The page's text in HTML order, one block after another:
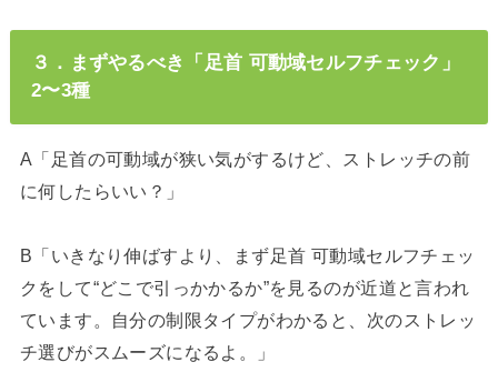
３．まずやるべき「足首 可動域セルフチェック」
2〜3種
A「足首の可動域が狭い気がするけど、ストレッチの前
に何したらいい？」
B「いきなり伸ばすより、まず足首 可動域セルフチェッ
クをして“どこで引っかかるか”を見るのが近道と言われ
ています。自分の制限タイプがわかると、次のストレッ
チ選びがスムーズになるよ。」